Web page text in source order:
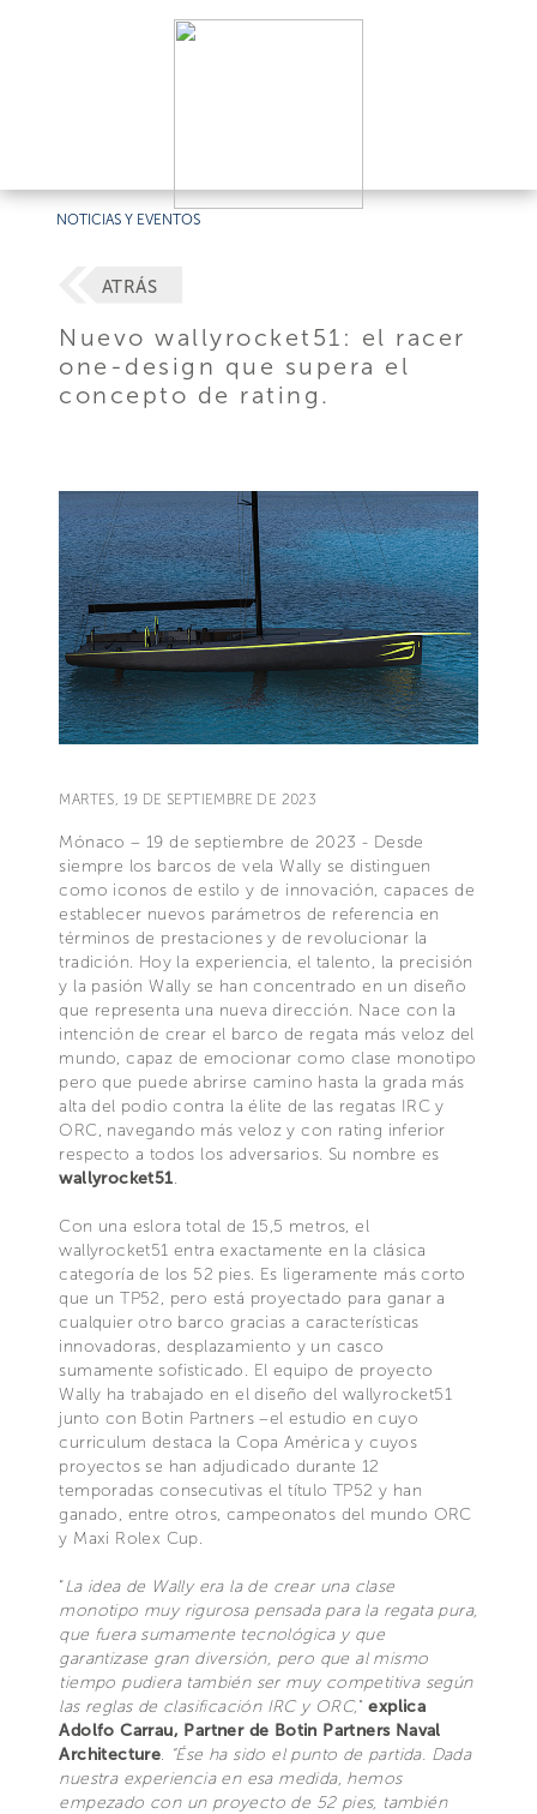
NOTICIAS Y EVENTOS
ATRÁS
Nuevo wallyrocket51: el racer
one-design que supera el
concepto de rating.
MARTES, 19 DE SEPTIEMBRE DE 2023
Mónaco – 19 de septiembre de 2023 - Desde
siempre los barcos de vela Wally se distinguen
como iconos de estilo y de innovación, capaces de
establecer nuevos parámetros de referencia en
términos de prestaciones y de revolucionar la
tradición. Hoy la experiencia, el talento, la precisión
y la pasión Wally se han concentrado en un diseño
que representa una nueva dirección. Nace con la
intención de crear el barco de regata más veloz del
mundo, capaz de emocionar como clase monotipo
pero que puede abrirse camino hasta la grada más
alta del podio contra la élite de las regatas IRC y
ORC, navegando más veloz y con rating inferior
respecto a todos los adversarios. Su nombre es
wallyrocket51.
Con una eslora total de 15,5 metros, el
wallyrocket51 entra exactamente en la clásica
categoría de los 52 pies. Es ligeramente más corto
que un TP52, pero está proyectado para ganar a
cualquier otro barco gracias a características
innovadoras, desplazamiento y un casco
sumamente sofisticado. El equipo de proyecto
Wally ha trabajado en el diseño del wallyrocket51
junto con Botin Partners –el estudio en cuyo
curriculum destaca la Copa América y cuyos
proyectos se han adjudicado durante 12
temporadas consecutivas el título TP52 y han
ganado, entre otros, campeonatos del mundo ORC
y Maxi Rolex Cup.
“La idea de Wally era la de crear una clase
monotipo muy rigurosa pensada para la regata pura,
que fuera sumamente tecnológica y que
garantizase gran diversión, pero que al mismo
tiempo pudiera también ser muy competitiva según
las reglas de clasificación IRC y ORC,"explica
Adolfo Carrau, Partner de Botin Partners Naval
Architecture. “Ése ha sido el punto de partida. Dada
nuestra experiencia en esa medida, hemos
empezado con un proyecto de 52 pies, también